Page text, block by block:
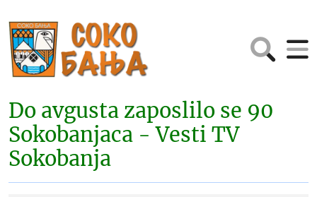
Do avgusta zaposlilo se 90
Sokobanjaca - Vesti TV
Sokobanja